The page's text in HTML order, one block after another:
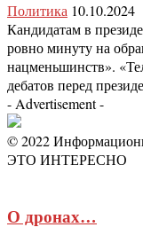
Политика 10.10.2024
Кандидатам в
ровно минуту на
нацменьшинств».
дебатов перед
- Advertisement -
© 2022
ЭТО ИНТЕРЕСНО
О дронах…